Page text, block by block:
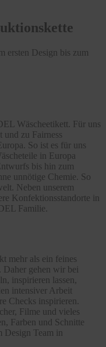
ersten Design bis zum
Wäscheetikett. Für uns
und zu Fairness
So ist es für uns
in Europa
bis hin zum
unnötige Chemie. So
Neben unserem
Konfektionsstandorte in
Familie.
mehr als ein feines
Daher gehen wir bei
inspirieren lassen,
intensiver Arbeit
Checks inspirieren.
Filme und vieles
Farben und Schnitte
Design Team in